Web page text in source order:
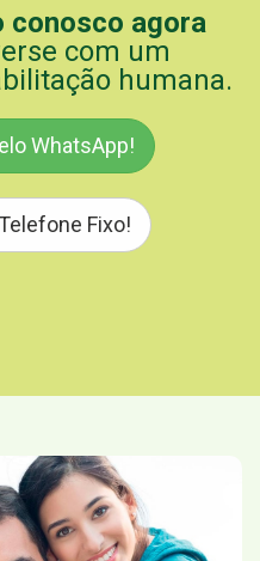
conosco agora
com um
humana.
WhatsApp!
Fixo!